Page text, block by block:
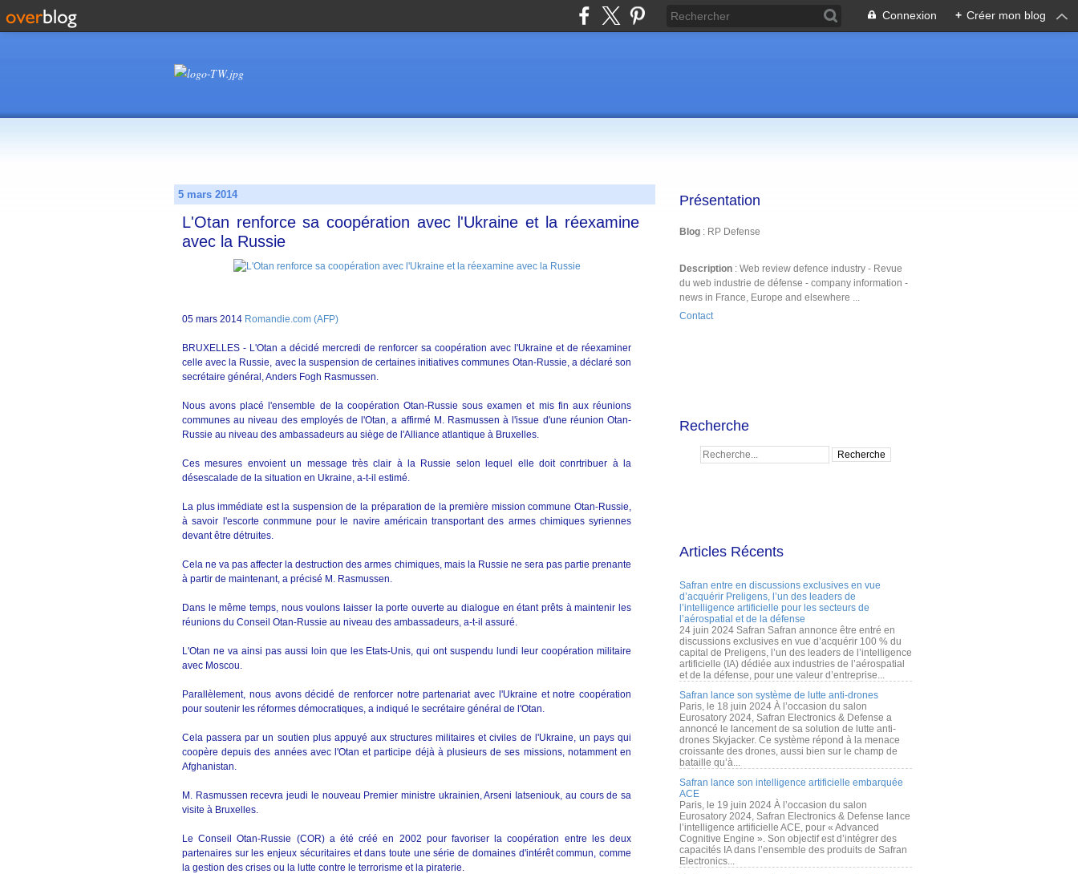
Connexion + Créer mon blog
5 mars 2014
L'Otan renforce sa coopération avec l'Ukraine et la réexamine
avec la Russie
05 mars 2014 Romandie.com (AFP)
BRUXELLES - L'Otan a décidé mercredi de renforcer sa coopération avec l'Ukraine et de réexaminer
celle avec la Russie, avec la suspension de certaines initiatives communes Otan-Russie, a déclaré son
secrétaire général, Anders Fogh Rasmussen.
Nous avons placé l'ensemble de la coopération Otan-Russie sous examen et mis fin aux réunions
communes au niveau des employés de l'Otan, a affirmé M. Rasmussen à l'issue d'une réunion Otan-
Russie au niveau des ambassadeurs au siège de l'Alliance atlantique à Bruxelles.
Ces mesures envoient un message très clair à la Russie selon lequel elle doit conrtribuer à la
désescalade de la situation en Ukraine, a-t-il estimé.
La plus immédiate est la suspension de la préparation de la première mission commune Otan-Russie,
à savoir l'escorte conmmune pour le navire américain transportant des armes chimiques syriennes
devant être détruites.
Cela ne va pas affecter la destruction des armes chimiques, mais la Russie ne sera pas partie prenante
à partir de maintenant, a précisé M. Rasmussen.
Dans le même temps, nous voulons laisser la porte ouverte au dialogue en étant prêts à maintenir les
réunions du Conseil Otan-Russie au niveau des ambassadeurs, a-t-il assuré.
L'Otan ne va ainsi pas aussi loin que les Etats-Unis, qui ont suspendu lundi leur coopération militaire
avec Moscou.
Parallèlement, nous avons décidé de renforcer notre partenariat avec l'Ukraine et notre coopération
pour soutenir les réformes démocratiques, a indiqué le secrétaire général de l'Otan.
Cela passera par un soutien plus appuyé aux structures militaires et civiles de l'Ukraine, un pays qui
coopère depuis des années avec l'Otan et participe déjà à plusieurs de ses missions, notamment en
Afghanistan.
M. Rasmussen recevra jeudi le nouveau Premier ministre ukrainien, Arseni Iatseniouk, au cours de sa
visite à Bruxelles.
Le Conseil Otan-Russie (COR) a été créé en 2002 pour favoriser la coopération entre les deux
partenaires sur les enjeux sécuritaires et dans toute une série de domaines d'intérêt commun, comme
la gestion des crises ou la lutte contre le terrorisme et la piraterie.
Présentation
Blog : RP Defense
Description : Web review defence industry - Revue
du web industrie de défense - company information -
news in France, Europe and elsewhere ...
Contact
Recherche
Articles Récents
Safran entre en discussions exclusives en vue
d’acquérir Preligens, l’un des leaders de
l’intelligence artificielle pour les secteurs de
l’aérospatial et de la défense
24 juin 2024 Safran Safran annonce être entré en
discussions exclusives en vue d’acquérir 100 % du
capital de Preligens, l’un des leaders de l’intelligence
artificielle (IA) dédiée aux industries de l’aérospatial
et de la défense, pour une valeur d’entreprise...
Safran lance son système de lutte anti-drones
Paris, le 18 juin 2024 À l’occasion du salon
Eurosatory 2024, Safran Electronics & Defense a
annoncé le lancement de sa solution de lutte anti-
drones Skyjacker. Ce système répond à la menace
croissante des drones, aussi bien sur le champ de
bataille qu’à...
Safran lance son intelligence artificielle embarquée
ACE
Paris, le 19 juin 2024 À l’occasion du salon
Eurosatory 2024, Safran Electronics & Defense lance
l’intelligence artificielle ACE, pour « Advanced
Cognitive Engine ». Son objectif est d’intégrer des
capacités IA dans l’ensemble des produits de Safran
Electronics...